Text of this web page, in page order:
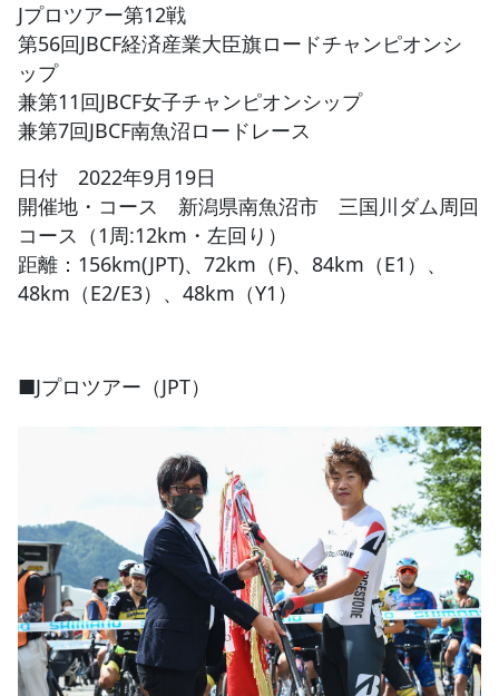
Jプロツアー第12戦
第56回JBCF経済産業大臣旗ロードチャンピオンシ
ップ
兼第11回JBCF女子チャンピオンシップ
兼第7回JBCF南魚沼ロードレース
日付 2022年9月19日
開催地・コース 新潟県南魚沼市 三国川ダム周回
コース（1周:12km・左回り）
距離：156km(JPT)、72km（F)、84km（E1）、
48km（E2/E3）、48km（Y1）
■Jプロツアー（JPT）